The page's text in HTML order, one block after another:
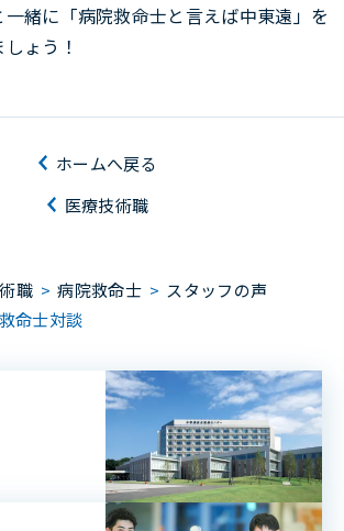
緒に「病院救命士と言えば中東遠」を
ょう！
医療技術職
ホームへ戻る
職 >病院救命士 > スタッフの声
命士対談